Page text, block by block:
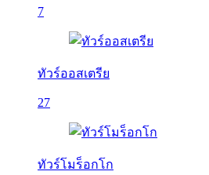
7
ทัวร์ออสเตรีย
27
ทัวร์โมร็อกโก